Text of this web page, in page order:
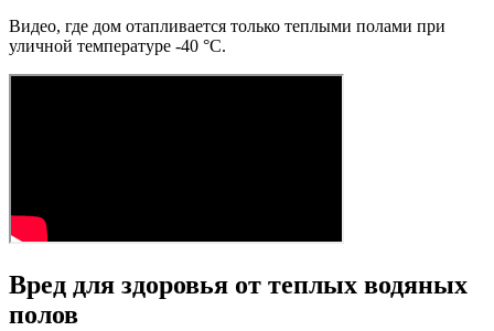
Видео, где дом отапливается только теплыми полами при
уличной температуре -40 °C.
Вред для здоровья от теплых водяных
полов